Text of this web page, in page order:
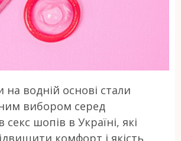
водній основі стали
вибором серед
секс шопів в Україні, які
комфорт і якість